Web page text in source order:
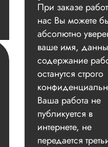
При заказе
нас Вы можете
абсолютно
ваше имя,
содержание
останутся строго
Ваша работа не
публикуется в
интернете, не
передается